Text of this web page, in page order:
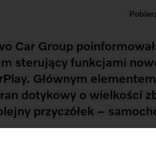
Car Group
sterujący funkcjami
Głównym
dotykowy o wielkości
przyczółek –
coraz więcej funkcji,
Największym wyzwaniem